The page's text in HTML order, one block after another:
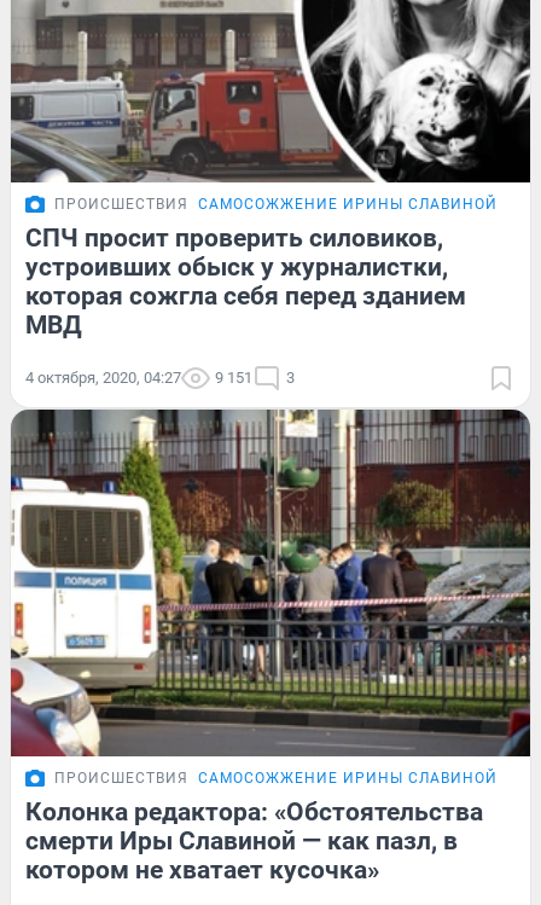
ПРОИСШЕСТВИЯ САМОСОЖЖЕНИЕ ИРИНЫ СЛАВИНОЙ
СПЧ просит проверить силовиков,
устроивших обыск у журналистки,
которая сожгла себя перед зданием
МВД
4 октября, 2020, 04:27 9 151 3
ПРОИСШЕСТВИЯ САМОСОЖЖЕНИЕ ИРИНЫ СЛАВИНОЙ
Колонка редактора: «Обстоятельства
смерти Иры Славиной — как пазл, в
котором не хватает кусочка»